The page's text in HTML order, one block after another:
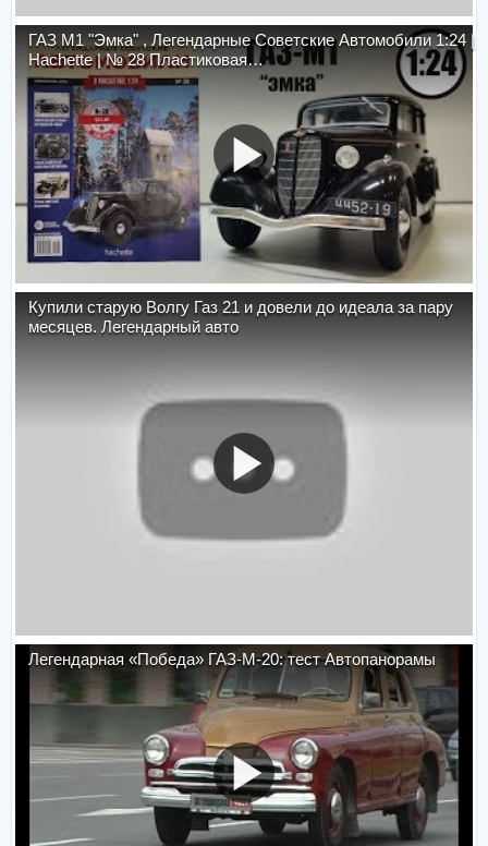
ГАЗ М1 "Эмка" , Легендарные Советские Автомобили 1:24 |
Hachette | № 28 Пластиковая…
Купили старую Волгу Газ 21 и довели до идеала за пару
месяцев. Легендарный авто
Легендарная «Победа» ГАЗ-М-20: тест Автопанорамы